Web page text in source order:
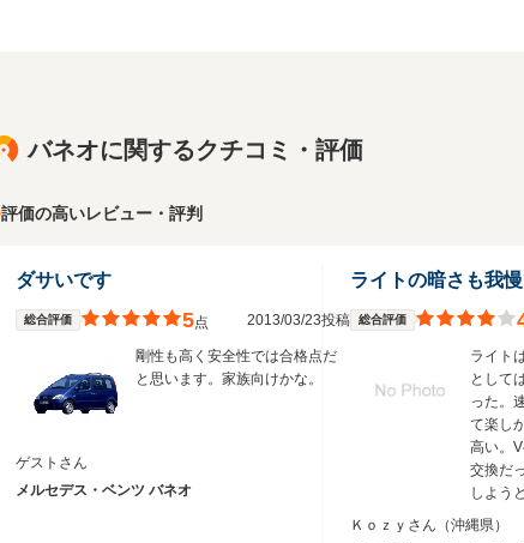
バネオに関するクチコミ・評価
評価の高いレビュー・評判
ダサいです
総合評価 5点 2013/03/23投稿
剛性も高く安全性では合格点だ
と思います。家族向けかな。
ゲストさん
メルセデス・ベンツ バネオ
総合評価
ライト
として
った。
て楽し
高い。
交換だ
しよう
がかか
Ｋｏｚｙさん （沖縄県）